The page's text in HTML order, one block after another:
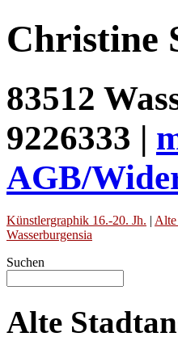
Christine
83512
9226333 |
AGB/
Künstlergraphik 16.-20. Jh. | Alte
Wasserburgensia
Suchen
Alte